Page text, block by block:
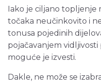
Iako je ciljano topljenje
točaka neučinkovito i
tonusa pojedinih
pojačavanjem
moguće je izvesti.
Dakle, ne može se